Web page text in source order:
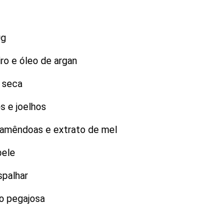
e óleo de argan
seca
e joelhos
e extrato de mel
pegajosa